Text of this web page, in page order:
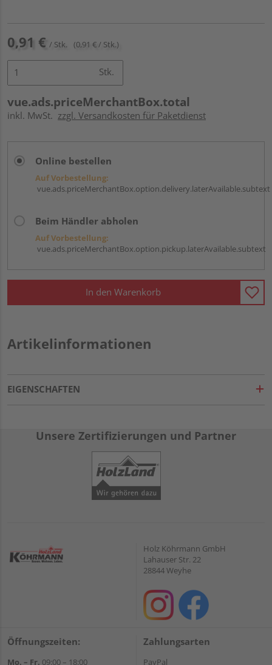
0,91 € / Stk. (0,91 € / Stk.)
Stk.
vue.ads.priceMerchantBox.total
inkl. MwSt. zzgl. Versandkosten für Paketdienst
Online bestellen
Auf Vorbestellung:
vue.ads.priceMerchantBox.option.delivery.laterAvailable.subtext
Beim Händler abholen
Auf Vorbestellung:
vue.ads.priceMerchantBox.option.pickup.laterAvailable.subtext
In den Warenkorb
Artikelinformationen
EIGENSCHAFTEN
Unsere Zertifizierungen und Partner
Holz Köhrmann GmbH
Lahauser Str. 22
28844 Weyhe
Öffnungszeiten:
Mo. – Fr. 09:00 – 18:00
Zahlungsarten
PayPal